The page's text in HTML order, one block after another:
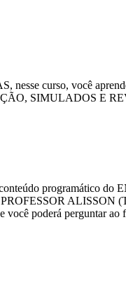
curso, você
SIMULADOS E
programático do
ALISSON
poderá perguntar ao